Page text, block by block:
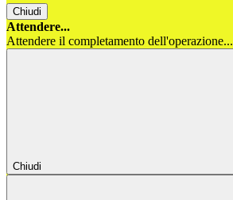
Chiudi
Attendere...
Attendere il completamento dell'operazione...
Chiudi